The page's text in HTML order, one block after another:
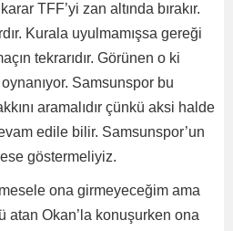
TFF’yi zan altında bırakır.
Kurala uyulmamışsa gereği
tekrarıdır. Görünen o ki
Samsunspor bu
aramalıdır çünkü aksi halde
edile bilir. Samsunspor’un
göstermeliyiz.
ona girmeyeceğim ama
atan Okan’la konuşurken ona